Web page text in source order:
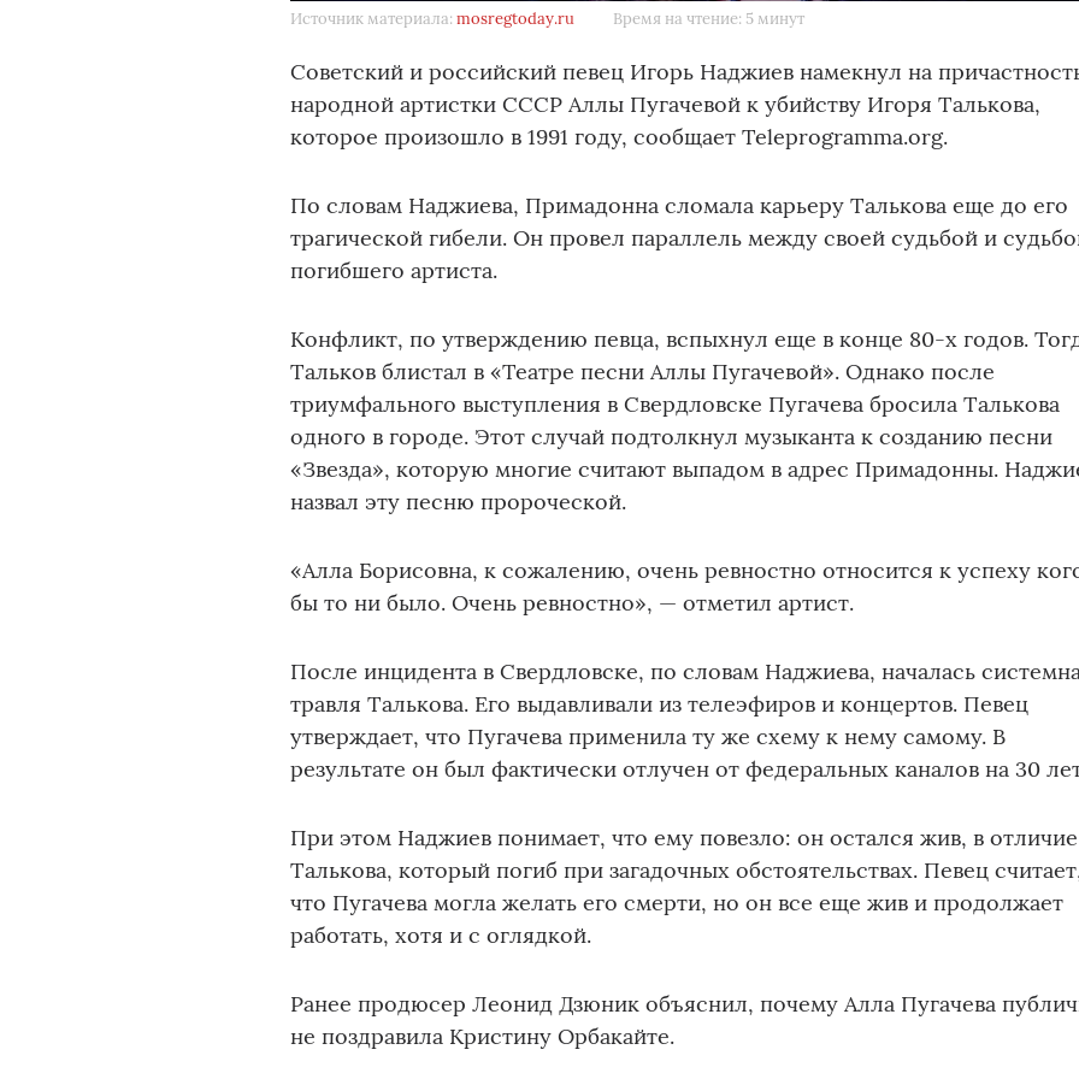
Источник материала:mosregtoday.ru Время на чтение: 5 минут
Советский и российский певец Игорь Наджиев намекнул на
народной артистки СССР Аллы Пугачевой к убийству Игоря Талькова,
которое произошло в 1991 году, сообщает Teleprogramma.org.
По словам Наджиева, Примадонна сломала карьеру Талькова еще до его
трагической гибели. Он провел параллель между своей судьбой и
погибшего артиста.
Конфликт, по утверждению певца, вспыхнул еще в конце 80-х годов.
Тальков блистал в «Театре песни Аллы Пугачевой». Однако после
триумфального выступления в Свердловске Пугачева бросила Талькова
одного в городе. Этот случай подтолкнул музыканта к созданию песни
«Звезда», которую многие считают выпадом в адрес Примадонны.
назвал эту песню пророческой.
«Алла Борисовна, к сожалению, очень ревностно относится к успеху
бы то ни было. Очень ревностно», — отметил артист.
После инцидента в Свердловске, по словам Наджиева, началась
травля Талькова. Его выдавливали из телеэфиров и концертов. Певец
утверждает, что Пугачева применила ту же схему к нему самому. В
результате он был фактически отлучен от федеральных каналов на 30
При этом Наджиев понимает, что ему повезло: он остался жив, в
Талькова, который погиб при загадочных обстоятельствах. Певец
что Пугачева могла желать его смерти, но он все еще жив и продолжает
работать, хотя и с оглядкой.
Ранее продюсер Леонид Дзюник объяснил, почему Алла Пугачева
не поздравила Кристину Орбакайте.